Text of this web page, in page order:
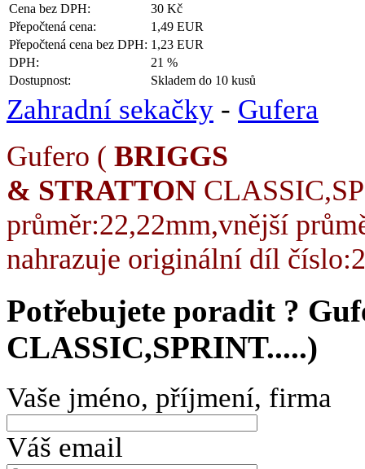
Cena bez DPH:
30 Kč
Přepočtená cena:
1,49 EUR
Přepočtená cena bez DPH: 1,23 EUR
DPH:
21 %
Dostupnost:
Skladem do 10 kusů
Zahradní sekačky - Gufera
Gufero ( BRIGGS
& STRATTON
průměr:22,22mm,vnější
nahrazuje originální díl
Potřebujete poradit ?
CLASSIC,SPRINT.....)
Vaše jméno, příjmení, firma
Váš email